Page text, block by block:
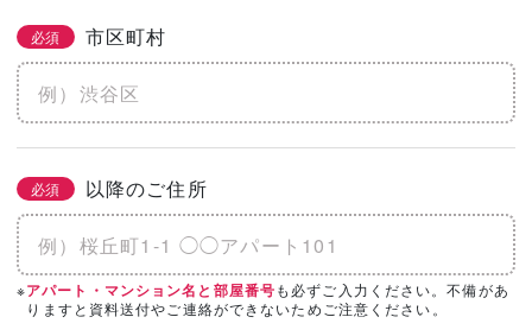
必須 市区町村
必須 以降のご住所
※アパート・マンション名と部屋番号も必ずご入力ください。不備があ
りますと資料送付やご連絡ができないためご注意ください。